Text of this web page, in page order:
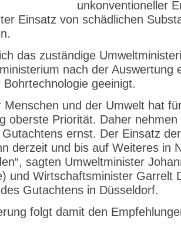
unkonventioneller
Einsatz von schädlichen
das zuständige
nach der Auswertung
geeinigt.
Menschen und der Umwelt hat
oberste Priorität. Daher nehmen
ernst. Der Einsatz
derzeit und bis auf Weiteres in
sagten Umweltminister
und Wirtschaftsminister Garrelt
Gutachtens in Düsseldorf.
folgt damit den